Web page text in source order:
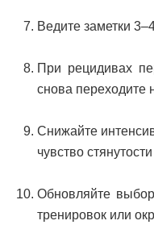
Ведите заметки
При рецидивах
снова переходите
Снижайте
чувство
Обновляйте
тренировок или